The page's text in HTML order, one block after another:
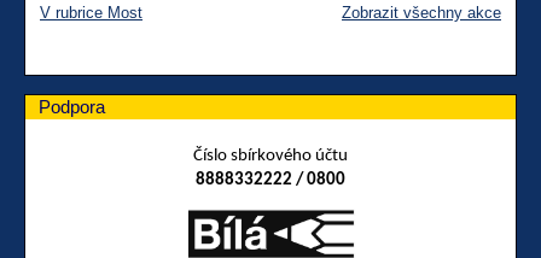
V rubrice Most Zobrazit všechny akce
Podpora
Číslo sbírkového účtu
8888332222 / 0800